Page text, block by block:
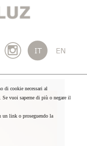
di cookie necessari al
vuoi saperne di più o negare il
un link o proseguendo la